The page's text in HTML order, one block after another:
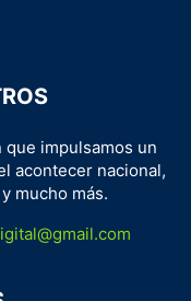
impulsamos un
acontecer nacional,
mucho más.